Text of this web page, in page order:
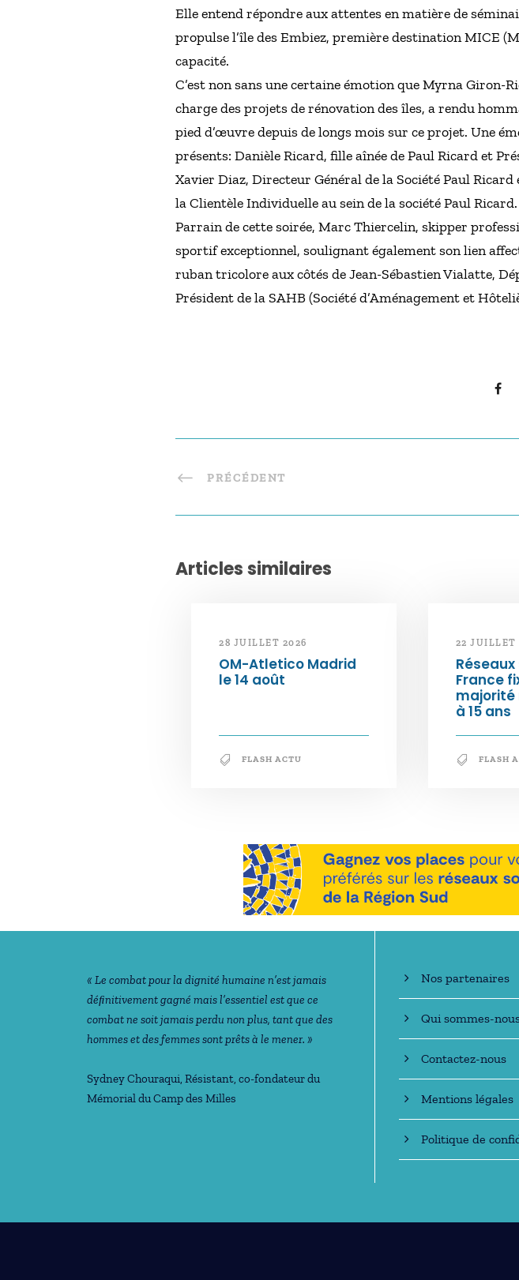
Elle entend répondre aux attentes en matière de
propulse l’île des Embiez, première destination MICE
capacité.
C’est non sans une certaine émotion que Myrna Giron-
charge des projets de rénovation des îles, a rendu
pied d’œuvre depuis de longs mois sur ce projet. Une
présents: Danièle Ricard, fille aînée de Paul Ricard et
Xavier Diaz, Directeur Général de la Société Paul
la Clientèle Individuelle au sein de la société Paul Ricard.
Parrain de cette soirée, Marc Thiercelin, skipper
sportif exceptionnel, soulignant également son lien
ruban tricolore aux côtés de Jean-Sébastien Vialatte,
Président de la SAHB (Société d’Aménagement et
PRÉCÉDENT
Articles similaires
28 JUILLET 2026
OM-Atletico Madrid
le 14 août
FLASH ACTU
22 JUILLET
France
majorité
à 15 ans
FLASH
Notre philosophie
« Le combat pour la dignité humaine n’est jamais
déﬁnitivement gagné mais l’essentiel est que ce
combat ne soit jamais perdu non plus, tant que des
hommes et des femmes sont prêts à le mener. »
Sydney Chouraqui, Résistant, co-fondateur du
Mémorial du Camp des Milles
En savoir +
Nos partenaires
Qui sommes-
Contactez-nous
Mentions légales
Politique de